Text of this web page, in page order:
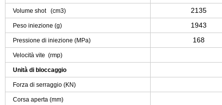
Volume shot (cm3) 2135
Peso iniezione (g) 1943
Pressione di iniezione (MPa) 168
Velocità vite (rmp)
Unità di bloccaggio
Forza di serraggio (KN)
Corsa aperta (mm)